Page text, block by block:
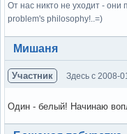
От нас никто не уходит - они
problem's philosophy!..=)
Вне форума
Мишаня
Участник Здесь с 2008-
Один - белый! Начинаю